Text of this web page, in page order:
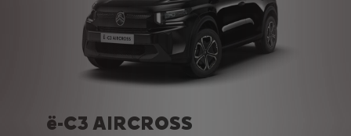
ë-C3 AIRCROSS